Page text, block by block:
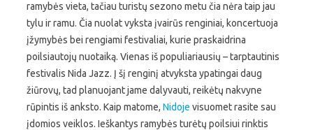
ramybės vieta, tačiau turistų sezono metu čia nėra taip jau
tylu ir ramu. Čia nuolat vyksta įvairūs renginiai, koncertuoja
įžymybės bei rengiami festivaliai, kurie praskaidrina
poilsiautojų nuotaiką. Vienas iš populiariausių – tarptautinis
festivalis Nida Jazz. Į šį renginį atvyksta ypatingai daug
žiūrovų, tad planuojant jame dalyvauti, reikėtų nakvyne
rūpintis iš anksto. Kaip matome, Nidoje visuomet rasite sau
įdomios veiklos. Ieškantys ramybės turėtų poilsiui rinktis